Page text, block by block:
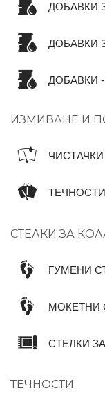
ДОБАВКИ
ДОБАВКИ
ДОБАВКИ
ИЗМИВАНЕ И
ЧИСТАЧКИ
СТЕЛКИ ЗА
ГУМЕНИ
МОКЕТНИ
СТЕЛКИ
ТЕЧНОСТИ